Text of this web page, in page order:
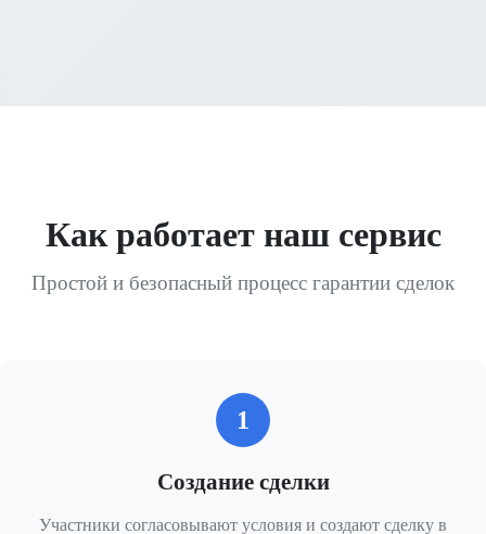
Как работает наш сервис
Простой и безопасный процесс гарантии сделок
1
Создание сделки
Участники согласовывают условия и создают сделку в